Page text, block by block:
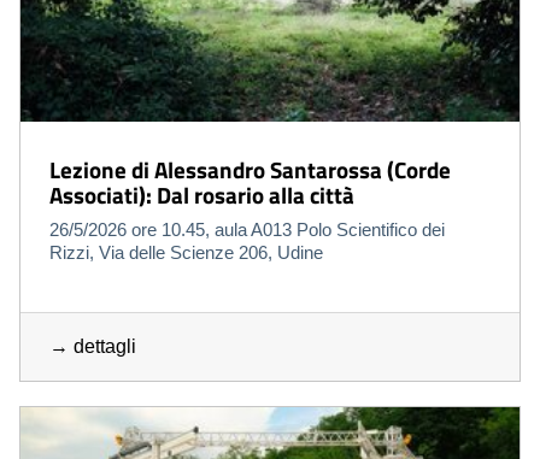
Lezione di Alessandro Santarossa (Corde
Associati): Dal rosario alla città
26/5/2026 ore 10.45, aula A013 Polo Scientifico dei
Rizzi, Via delle Scienze 206, Udine
→ dettagli